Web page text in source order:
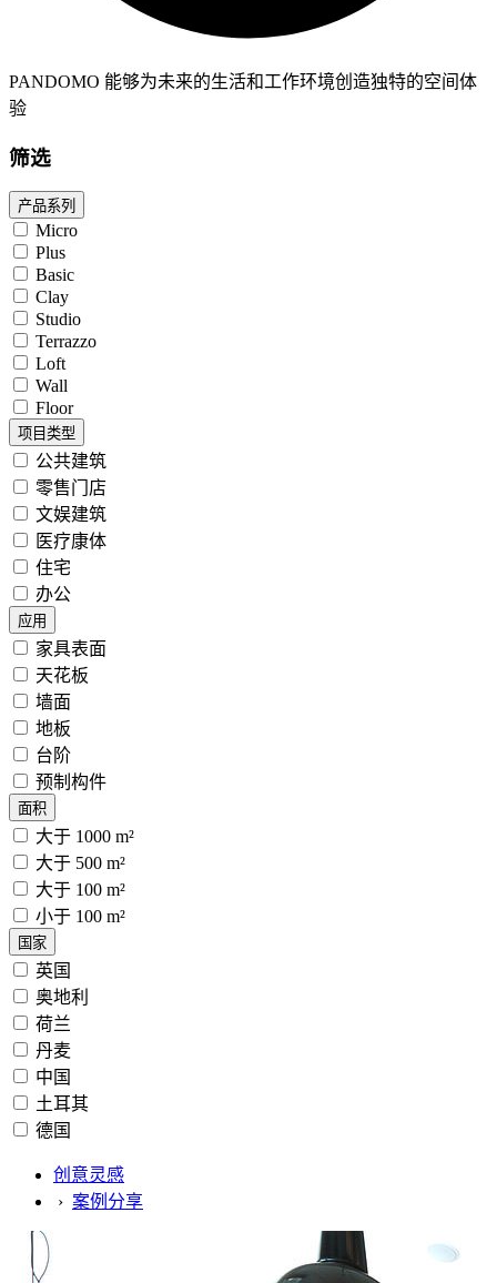
PANDOMO 能够为未来的生活和工作环境创造独特的空间体
验
筛选
产品系列
Micro
Plus
Basic
Clay
Studio
Terrazzo
Loft
Wall
Floor
项目类型
公共建筑
零售门店
文娱建筑
医疗康体
住宅
办公
应用
家具表面
天花板
墙面
地板
台阶
预制构件
面积
大于 1000 m²
大于 500 m²
大于 100 m²
小于 100 m²
国家
英国
奥地利
荷兰
丹麦
中国
土耳其
德国
创意灵感
› 案例分享